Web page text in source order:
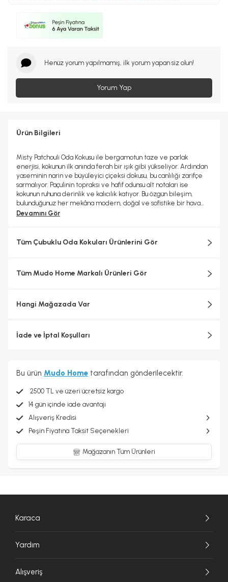
%5
Henüz yorum yapılmamış, ilk yorum yapan siz olun!
Yorum Yap
Ürün Bilgileri
Misty Patchouli Oda Kokusu ile bergamotun taze ve parlak
enerjisi, kokunun ilk anında ferah bir ışık gibi yükseliyor. Ardından
yaseminin narin ve büyüleyici çiçeksi dokusu, bu canlılığı zarifçe
sarmalıyor. Paçulinin topraksı ve hafif odunsu alt notaları ise
kokunun ruhuna derinlik ve kalıcılık katıyor. Bu özgün bileşim,
bulunduğunuz her mekâna modern, doğal ve sofistike bir hava
taşıyor. Hem dinamik hem sakin; hem hafif hem kalıcı... Günün her
Kutuyu açarak ürünü kutudan çıkarınız.
Çubukların haftada bir ters düz edilmesi koku yayılımının
azaltabilirsiniz.Kokunun yoğunluğu seçilen koku türüne, çubuk
%100 Esans
Devamını Gör
Tüm Çubuklu Oda Kokuları Ürünlerini Gör
Tüm Mudo Home Markalı Ürünleri Gör
Hangi Mağazada Var
İade ve İptal Koşulları
Bu ürün Mudo Home tarafından gönderilecektir.
2500 TL ve üzeri ücretsiz kargo
14 gün içinde iade avantajı
Alışveriş Kredisi
Peşin Fiyatına Taksit Seçenekleri
Mağazanın Tüm Ürünleri
Karaca
Yardım
Alışveriş